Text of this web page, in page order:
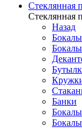
Стеклянная
Стеклянная
Назад
Бокалы
Банки